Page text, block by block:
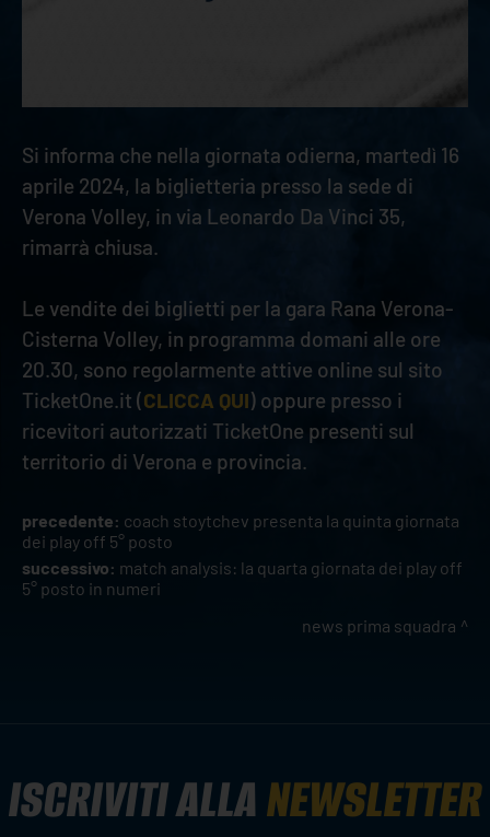
Si informa che nella giornata odierna, martedì 16
aprile 2024, la biglietteria presso la sede di
Verona Volley, in via Leonardo Da Vinci 35,
rimarrà chiusa.
Le vendite dei biglietti per la gara Rana Verona-
Cisterna Volley, in programma domani alle ore
20.30, sono regolarmente attive online sul sito
TicketOne.it (CLICCA QUI) oppure presso i
ricevitori autorizzati TicketOne presenti sul
territorio di Verona e provincia.
precedente: coach stoytchev presenta la quinta giornata
dei play off 5° posto
successivo: match analysis: la quarta giornata dei play off
5° posto in numeri
news prima squadra
ISCRIVITI ALLANEWSLETTER